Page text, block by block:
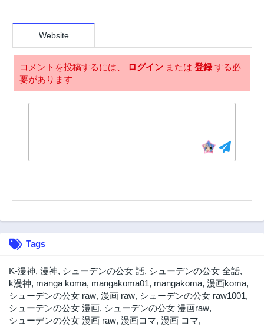
37話
3年前 3年前
33話
23話
3年前
21話
3年前
20話
3年前
19話
3年前
18話
3年前
Website
コメントを投稿するには、 ログイン または 登録する必
要があります
Tags
K-漫神, 漫神, シューデンの公女 話, シューデンの公女 全話,
k漫神, manga koma, mangakoma01, mangakoma, 漫画koma,
シューデンの公女 raw, 漫画 raw, シューデンの公女 raw1001,
シューデンの公女 漫画, シューデンの公女 漫画raw,
シューデンの公女 漫画 raw, 漫画コマ, 漫画 コマ,